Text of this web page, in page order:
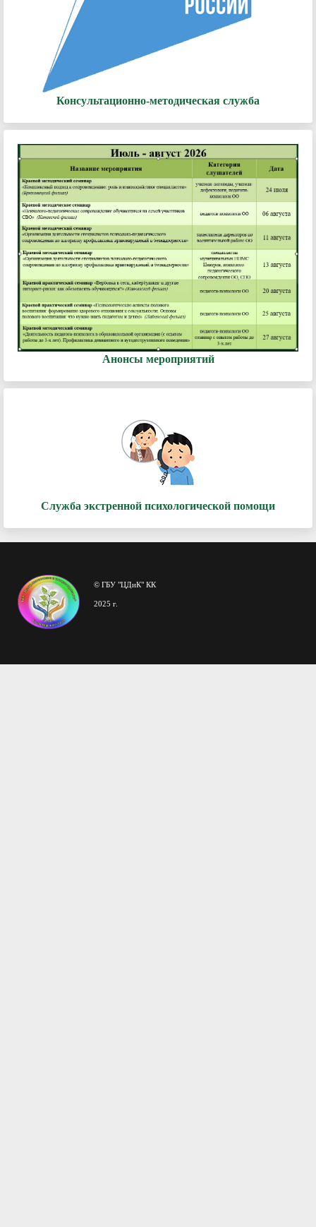
Консультационно-методическая служба
Анонсы мероприятий
Служба экстренной психологической помощи
© ГБУ "ЦДиК" КК
2025 г.